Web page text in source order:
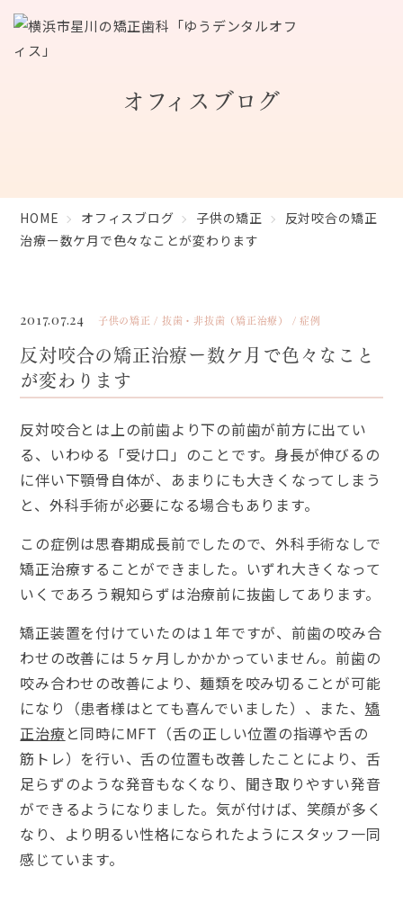
オフィスブログ
HOME オフィスブログ 子供の矯正
反対咬合の矯正
治療ー数ケ月で色々なことが変わります
2017.07.24 子供の矯正 抜歯・非抜歯（矯正治療） 症例
反対咬合の矯正治療ー数ケ月で色々なこと
が変わります
反対咬合とは上の前歯より下の前歯が前方に出てい
る、いわゆる「受け口」のことです。身長が伸びるの
に伴い下顎骨自体が、あまりにも大きくなってしまう
と、外科手術が必要になる場合もあります。
この症例は思春期成長前でしたので、外科手術なしで
矯正治療することができました。いずれ大きくなって
いくであろう親知らずは治療前に抜歯してあります。
矯正装置を付けていたのは１年ですが、前歯の咬み合
わせの改善には５ヶ月しかかかっていません。前歯の
咬み合わせの改善により、麺類を咬み切ることが可能
になり（患者様はとても喜んでいました）、また、 矯
正治療 と同時にMFT（舌の正しい位置の指導や舌の
筋トレ）を行い、舌の位置も改善したことにより、舌
足らずのような発音もなくなり、聞き取りやすい発音
ができるようになりました。気が付けば、笑顔が多く
なり、より明るい性格になられたようにスタッフ一同
感じています。